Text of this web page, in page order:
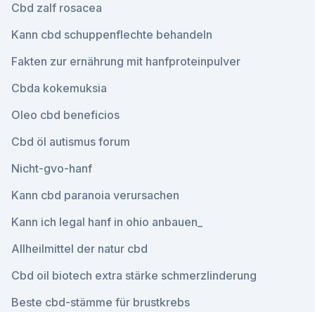
Cbd zalf rosacea
Kann cbd schuppenflechte behandeln
Fakten zur ernährung mit hanfproteinpulver
Cbda kokemuksia
Oleo cbd beneficios
Cbd öl autismus forum
Nicht-gvo-hanf
Kann cbd paranoia verursachen
Kann ich legal hanf in ohio anbauen_
Allheilmittel der natur cbd
Cbd oil biotech extra stärke schmerzlinderung
Beste cbd-stämme für brustkrebs